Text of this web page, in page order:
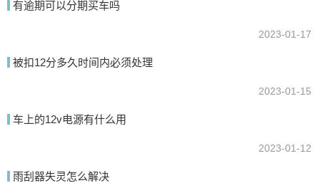
有逾期可以分期买车吗
2023-01-17
被扣12分多久时间内必须处理
2023-01-15
车上的12v电源有什么用
2023-01-12
雨刮器失灵怎么解决